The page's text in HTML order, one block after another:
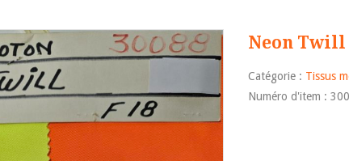
Neon Twill
Catégorie : Tissus
Numéro d'item :